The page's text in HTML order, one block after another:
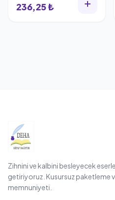
236,25 ₺
Zihnini ve kalbini besleyecek
getiriyoruz. Kusursuz paketleme
memnuniyeti.